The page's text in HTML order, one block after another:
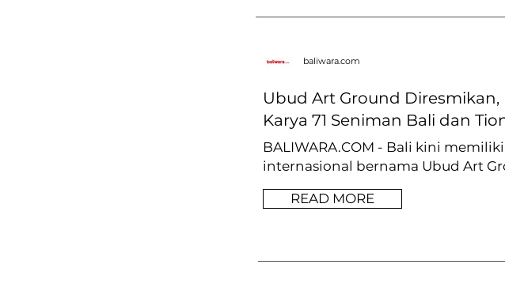
baliwara.com
Ubud Art Ground
Karya 71 Seniman Bali dan
BALIWARA.COM - Bali kini
internasional bernama Ubud Art
READ MORE